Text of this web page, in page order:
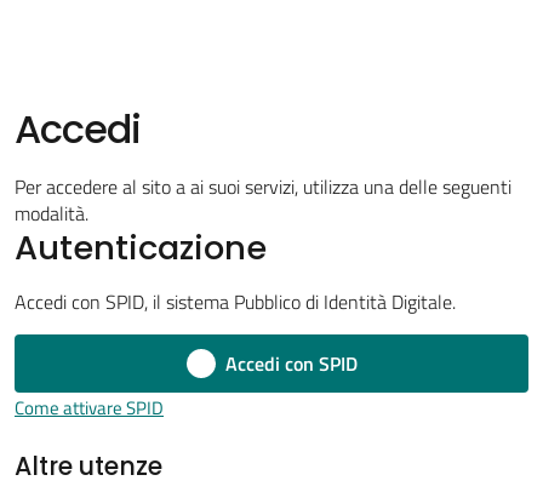
Servizi
Vivere
Bomporto
Tutti
argomenti...
Accedi
Per accedere al sito a ai suoi servizi, utilizza una delle seguenti
modalità.
Autenticazione
Accedi con SPID, il sistema Pubblico di Identità Digitale.
Accedi con SPID
Come attivare SPID
Altre utenze